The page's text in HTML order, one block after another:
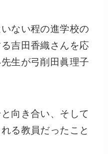
ない程の進学校の
吉田香織さんを応
生が弓削田眞理子
向き合い、そして
る教員だったこと